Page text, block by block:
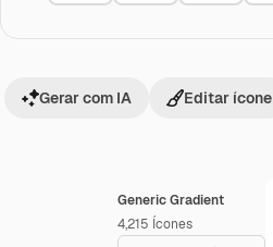
Generic Gradient
4,215 Ícones
Gerar com IA Editar ícone